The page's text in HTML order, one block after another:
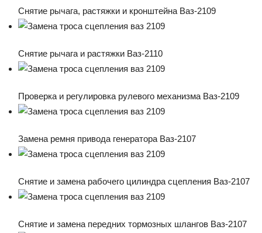
Снятие рычага, растяжки и кронштейна Ваз-2109
Снятие рычага и растяжки Ваз-2110
Проверка и регулировка рулевого механизма Ваз-2109
Замена ремня привода генератора Ваз-2107
Снятие и замена рабочего цилиндра сцепления Ваз-2107
Снятие и замена передних тормозных шлангов Ваз-2107